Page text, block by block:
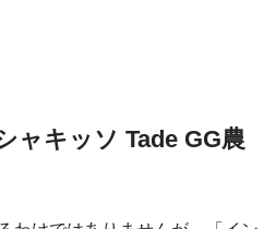
ャキッソ Tade GG農